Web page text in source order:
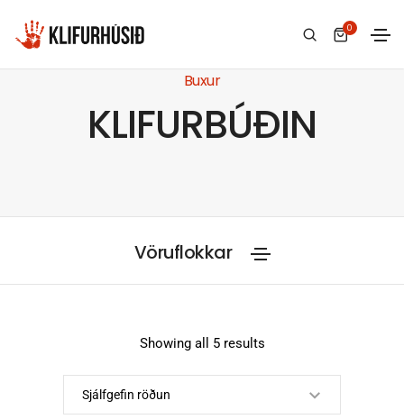
0
Buxur
KLIFURBÚÐIN
Vöruflokkar
Showing all 5 results